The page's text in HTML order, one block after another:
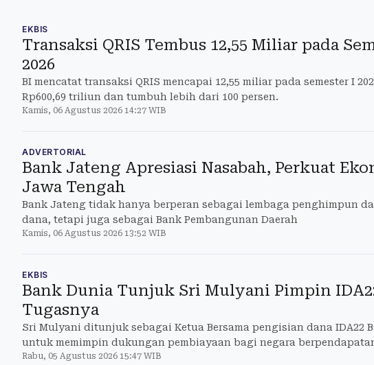
EKBIS
Transaksi QRIS Tembus 12,55 Miliar pada
2026
BI mencatat transaksi QRIS mencapai 12,55 miliar pada semester I
Rp600,69 triliun dan tumbuh lebih dari 100 persen.
Kamis, 06 Agustus 2026 14:27 WIB
ADVERTORIAL
Bank Jateng Apresiasi Nasabah, Perkuat
Jawa Tengah
Bank Jateng tidak hanya berperan sebagai lembaga penghimpun
dana, tetapi juga sebagai Bank Pembangunan Daerah
Kamis, 06 Agustus 2026 13:52 WIB
EKBIS
Bank Dunia Tunjuk Sri Mulyani Pimpin
Tugasnya
Sri Mulyani ditunjuk sebagai Ketua Bersama pengisian dana IDA22
untuk memimpin dukungan pembiayaan bagi negara
Rabu, 05 Agustus 2026 15:47 WIB